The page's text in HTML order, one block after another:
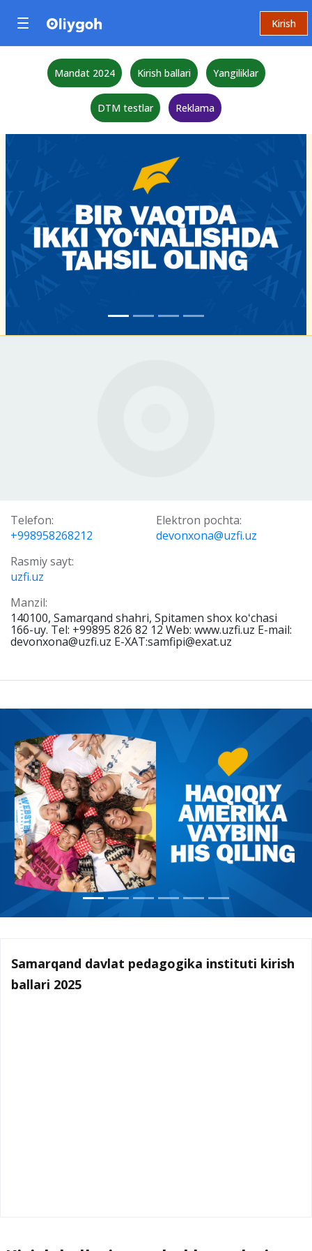
Kirish
Mandat 2024 Kirish ballari Yangiliklar
DTM testlar Reklama
Telefon:
+998958268212
Elektron pochta:
devonxona@uzfi.uz
Rasmiy sayt:
uzfi.uz
Manzil:
140100, Samarqand shahri, Spitamen shox koʻchasi
166-uy. Tel: +99895 826 82 12 Web: www.uzfi.uz E-mail:
devonxona@uzfi.uz E-XAT:samfipi@exat.uz
Samarqand davlat pedagogika instituti kirish
ballari 2025